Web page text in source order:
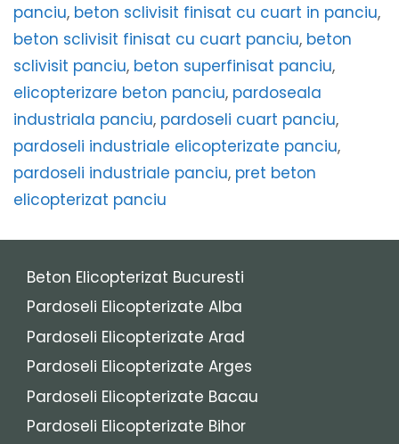
panciu, beton sclivisit finisat cu cuart in panciu,
beton sclivisit finisat cu cuart panciu, beton
sclivisit panciu, beton superfinisat panciu,
elicopterizare beton panciu, pardoseala
industriala panciu, pardoseli cuart panciu,
pardoseli industriale elicopterizate panciu,
pardoseli industriale panciu, pret beton
elicopterizat panciu
Beton Elicopterizat Bucuresti
Pardoseli Elicopterizate Alba
Pardoseli Elicopterizate Arad
Pardoseli Elicopterizate Arges
Pardoseli Elicopterizate Bacau
Pardoseli Elicopterizate Bihor